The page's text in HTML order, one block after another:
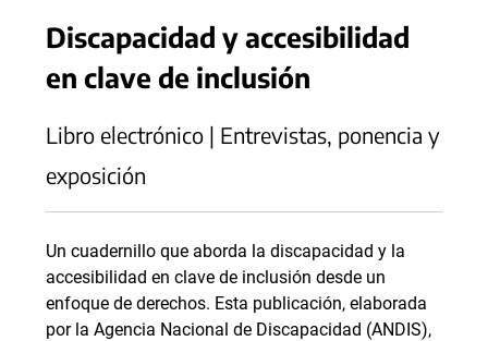
Discapacidad y accesibilidad
en clave de inclusión
Libro electrónico | Entrevistas, ponencia y
exposición
Un cuadernillo que aborda la discapacidad y la
accesibilidad en clave de inclusión desde un
enfoque de derechos. Esta publicación, elaborada
por la Agencia Nacional de Discapacidad (ANDIS),